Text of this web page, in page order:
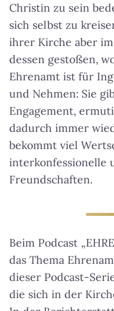
Christin zu sein
sich selbst zu
ihrer Kirche aber
dessen gestoßen,
Ehrenamt ist für
und Nehmen: Sie
Engagement,
dadurch immer
bekommt viel
interkonfessionelle
Freundschaften.
Beim Podcast
das Thema
dieser Podcast-
die sich in der